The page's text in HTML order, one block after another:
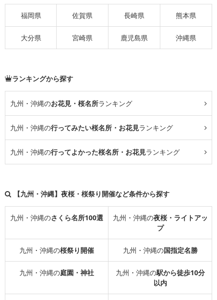
福岡県 佐賀県 長崎県 熊本県
大分県 宮崎県 鹿児島県 沖縄県
ランキングから探す
九州・沖縄のお花見・桜名所ランキング
九州・沖縄の行ってみたい桜名所・お花見ランキング
九州・沖縄の行ってよかった桜名所・お花見ランキング
【九州・沖縄】夜桜・桜祭り開催など条件から探す
九州・沖縄のさくら名所100選 九州・沖縄の夜桜・ライトアッ
プ
九州・沖縄の桜祭り開催 九州・沖縄の国指定名勝
九州・沖縄の庭園・神社 九州・沖縄の駅から徒歩10分
以内